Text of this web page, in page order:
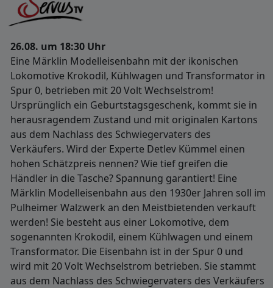
26.08. um 18:30 Uhr
Eine Märklin Modelleisenbahn mit der ikonischen
Lokomotive Krokodil, Kühlwagen und Transformator in
Spur 0, betrieben mit 20 Volt Wechselstrom!
Ursprünglich ein Geburtstagsgeschenk, kommt sie in
herausragendem Zustand und mit originalen Kartons
aus dem Nachlass des Schwiegervaters des
Verkäufers. Wird der Experte Detlev Kümmel einen
hohen Schätzpreis nennen? Wie tief greifen die
Händler in die Tasche? Spannung garantiert! Eine
Märklin Modelleisenbahn aus den 1930er Jahren soll im
Pulheimer Walzwerk an den Meistbietenden verkauft
werden! Sie besteht aus einer Lokomotive, dem
sogenannten Krokodil, einem Kühlwagen und einem
Transformator. Die Eisenbahn ist in der Spur 0 und
wird mit 20 Volt Wechselstrom betrieben. Sie stammt
aus dem Nachlass des Schwiegervaters des Verkäufers